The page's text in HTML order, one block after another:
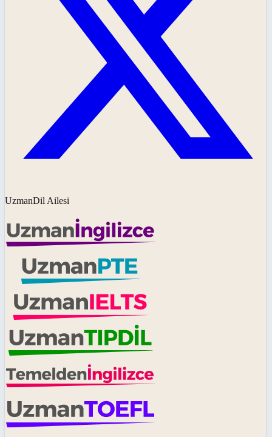
UzmanDil Ailesi